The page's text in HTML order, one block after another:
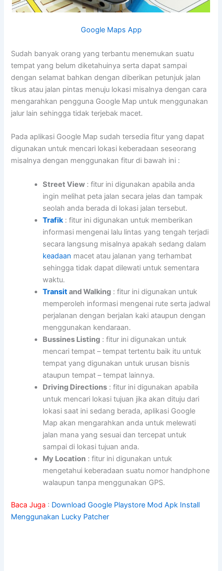
Google Maps App
Sudah banyak orang yang terbantu menemukan suatu
tempat yang belum diketahuinya serta dapat sampai
dengan selamat bahkan dengan diberikan petunjuk jalan
tikus atau jalan pintas menuju lokasi misalnya dengan cara
mengarahkan pengguna Google Map untuk menggunakan
jalur lain sehingga tidak terjebak macet.
Pada aplikasi Google Map sudah tersedia fitur yang dapat
digunakan untuk mencari lokasi keberadaan seseorang
misalnya dengan menggunakan fitur di bawah ini :
Street View : fitur ini digunakan apabila anda
ingin melihat peta jalan secara jelas dan tampak
seolah anda berada di lokasi jalan tersebut.
Trafik : fitur ini digunakan untuk memberikan
informasi mengenai lalu lintas yang tengah terjadi
secara langsung misalnya apakah sedang dalam
keadaan macet atau jalanan yang terhambat
sehingga tidak dapat dilewati untuk sementara
waktu.
Transit and Walking : fitur ini digunakan untuk
memperoleh informasi mengenai rute serta jadwal
perjalanan dengan berjalan kaki ataupun dengan
menggunakan kendaraan.
Bussines Listing : fitur ini digunakan untuk
mencari tempat – tempat tertentu baik itu untuk
tempat yang digunakan untuk urusan bisnis
ataupun tempat – tempat lainnya.
Driving Directions : fitur ini digunakan apabila
untuk mencari lokasi tujuan jika akan dituju dari
lokasi saat ini sedang berada, aplikasi Google
Map akan mengarahkan anda untuk melewati
jalan mana yang sesuai dan tercepat untuk
sampai di lokasi tujuan anda.
My Location : fitur ini digunakan untuk
mengetahui keberadaan suatu nomor handphone
walaupun tanpa menggunakan GPS.
Baca Juga : Download Google Playstore Mod Apk Install
Menggunakan Lucky Patcher